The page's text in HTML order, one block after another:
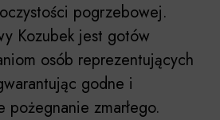
pogrzebowej.
Kozubek jest gotów
osób reprezentujących
godne i
pożegnanie zmarłego.